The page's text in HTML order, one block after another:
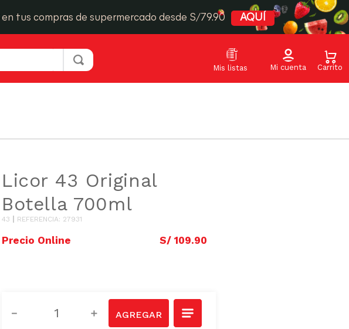
en tus compras de supermercado desde S/79.90 AQUÍ
Licor 43 Original
Botella 700ml
43 REFERENCIA: 27931
S/ 109.90
＋
－